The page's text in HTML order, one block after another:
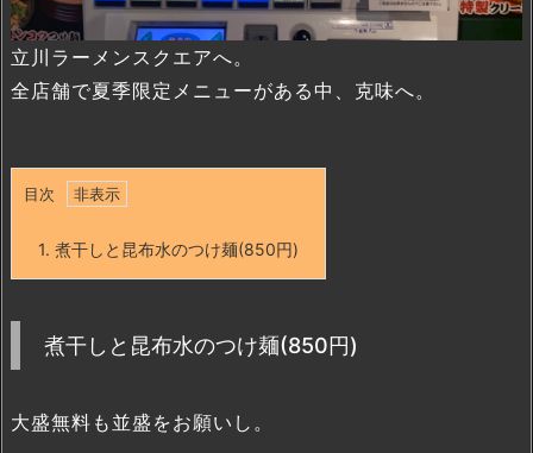
立川ラーメンスクエアへ。
全店舗で夏季限定メニューがある中、克味へ。
目次
1. 煮干しと昆布水のつけ麺(850円)
煮干しと昆布水のつけ麺(850円)
大盛無料も並盛をお願いし。